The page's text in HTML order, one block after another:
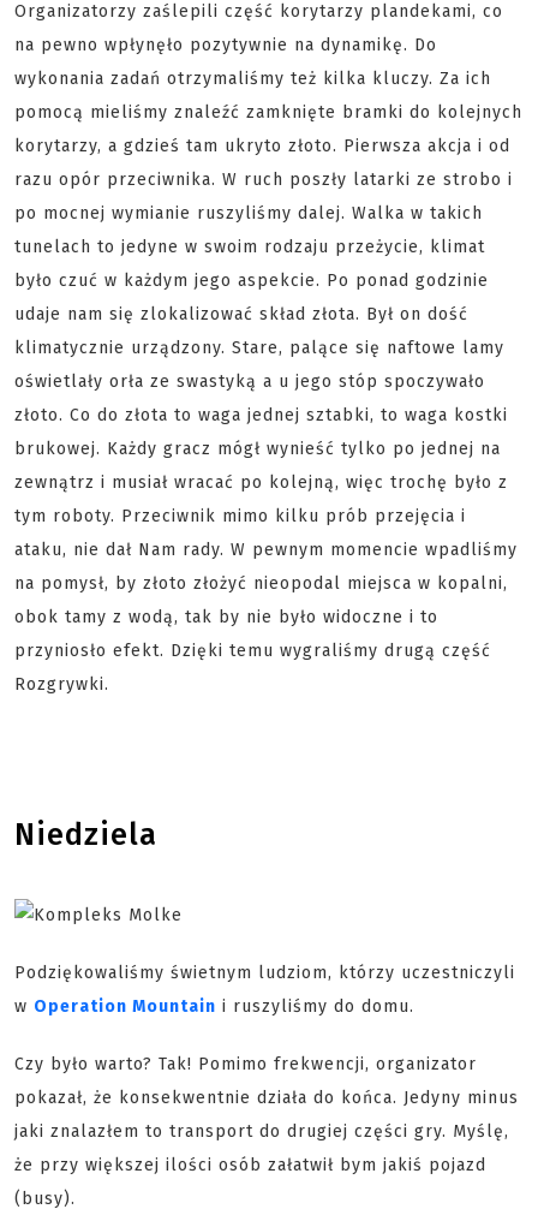
Organizatorzy zaślepili część korytarzy plandekami, co
na pewno wpłynęło pozytywnie na dynamikę. Do
wykonania zadań otrzymaliśmy też kilka kluczy. Za ich
pomocą mieliśmy znaleźć zamknięte bramki do kolejnych
korytarzy, a gdzieś tam ukryto złoto. Pierwsza akcja i od
razu opór przeciwnika. W ruch poszły latarki ze strobo i
po mocnej wymianie ruszyliśmy dalej. Walka w takich
tunelach to jedyne w swoim rodzaju przeżycie, klimat
było czuć w każdym jego aspekcie. Po ponad godzinie
udaje nam się zlokalizować skład złota. Był on dość
klimatycznie urządzony. Stare, palące się naftowe lamy
oświetlały orła ze swastyką a u jego stóp spoczywało
złoto. Co do złota to waga jednej sztabki, to waga kostki
brukowej. Każdy gracz mógł wynieść tylko po jednej na
zewnątrz i musiał wracać po kolejną, więc trochę było z
tym roboty. Przeciwnik mimo kilku prób przejęcia i
ataku, nie dał Nam rady. W pewnym momencie wpadliśmy
na pomysł, by złoto złożyć nieopodal miejsca w kopalni,
obok tamy z wodą, tak by nie było widoczne i to
przyniosło efekt. Dzięki temu wygraliśmy drugą część
Rozgrywki.
Niedziela
Podziękowaliśmy świetnym ludziom, którzy uczestniczyli
w Operation Mountain i ruszyliśmy do domu.
Czy było warto? Tak! Pomimo frekwencji, organizator
pokazał, że konsekwentnie działa do końca. Jedyny minus
jaki znalazłem to transport do drugiej części gry. Myślę,
że przy większej ilości osób załatwił bym jakiś pojazd
(busy).